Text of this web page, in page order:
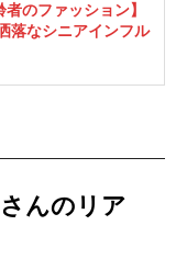
者のファッション】
落なシニアインフル
んのリア